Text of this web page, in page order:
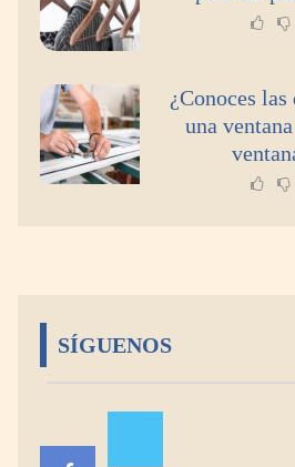
¿Conoces
una
SÍGUENOS